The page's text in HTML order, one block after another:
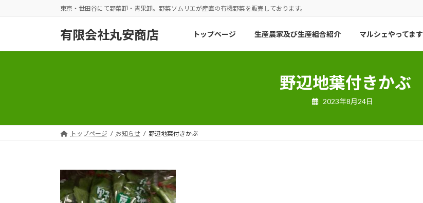
東京・世田谷にて野菜卸・青果卸。野菜ソムリエが産直の有機野菜を販売しております。
有限会社丸安商店 トップページ 生産農家及び生産組合紹介 マルシェやってます
野辺地葉付きかぶ
2023年8月24日
トップページ お知らせ 野辺地葉付きかぶ